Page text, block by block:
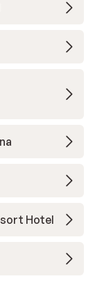
Hotel